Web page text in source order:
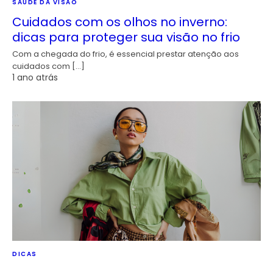
SAÚDE DA VISÃO
Cuidados com os olhos no inverno:
dicas para proteger sua visão no frio
Com a chegada do frio, é essencial prestar atenção aos
cuidados com […]
1 ano atrás
DICAS